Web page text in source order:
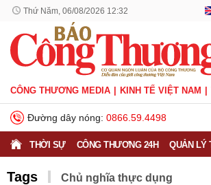
Thứ Năm, 06/08/2026 12:32
CÔNG THƯƠNG MEDIA KINH TẾ VIỆT NAM
Đường dây nóng: 0866.59.4498
THỜI SỰ CÔNG THƯƠNG 24H QUẢN LÝ
Tags Chủ nghĩa thực dụng